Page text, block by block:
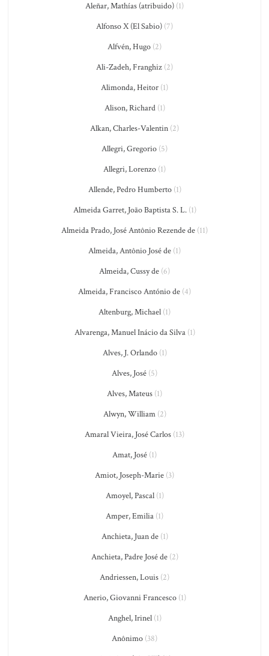
Aleñar, Mathías (atribuido) (1)
Alfonso X (El Sabio) (7)
Alfvén, Hugo (2)
Ali-Zadeh, Franghiz (2)
Alimonda, Heitor (1)
Alison, Richard(1)
Alkan, Charles-Valentin (2)
Allegri, Gregorio (5)
Allegri, Lorenzo (1)
Allende, Pedro Humberto(1)
Almeida Garret, João Baptista S. L.(1)
Almeida Prado, José Antônio Rezende de (11)
Almeida, Antônio José de (1)
Almeida, Cussy de (6)
Almeida, Francisco António de (4)
Altenburg, Michael (1)
Alvarenga, Manuel Inácio da Silva(1)
Alves, J. Orlando(1)
Alves, José (5)
Alves, Mateus (1)
Alwyn, William(2)
Amaral Vieira, José Carlos (13)
Amat, José (1)
Amiot, Joseph-Marie (3)
Amoyel, Pascal(1)
Amper, Emilia (1)
Anchieta, Juan de(1)
Anchieta, Padre José de(2)
Andriessen, Louis (2)
Anerio, Giovanni Francesco(1)
Anghel, Irinel(1)
Anônimo (38)